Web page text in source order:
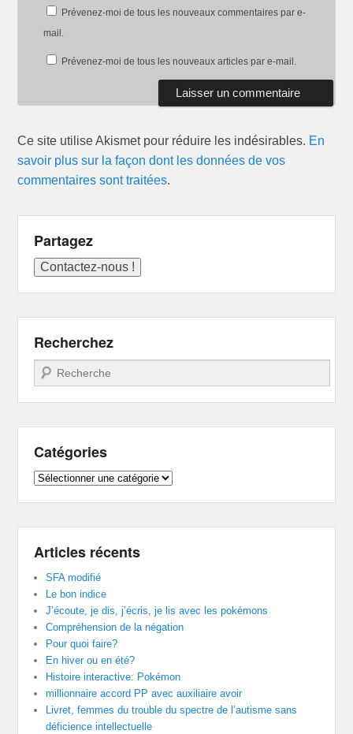
Prévenez-moi de tous les nouveaux commentaires par e-
mail.
Prévenez-moi de tous les nouveaux articles par e-mail.
Ce site utilise Akismet pour réduire les indésirables. En
savoir plus sur la façon dont les données de vos
commentaires sont traitées.
Partagez
Recherchez
Recherche
Catégories
Catégories
Articles récents
SFA modifié
Le bon indice
J’écoute, je dis, j’écris, je lis avec les pokémons
Compréhension de la négation
Pour quoi faire?
En hiver ou en été?
Histoire interactive: Pokémon
millionnaire accord PP avec auxiliaire avoir
Livret, femmes du trouble du spectre de l’autisme sans
déficience intellectuelle